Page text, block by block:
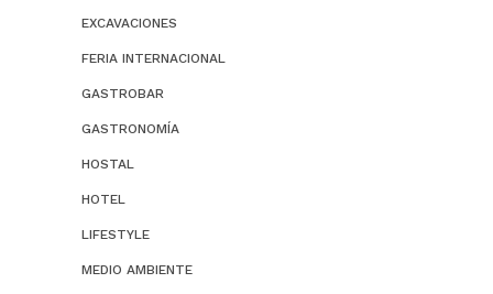
EXCAVACIONES
FERIA INTERNACIONAL
GASTROBAR
GASTRONOMÍA
HOSTAL
HOTEL
LIFESTYLE
MEDIO AMBIENTE